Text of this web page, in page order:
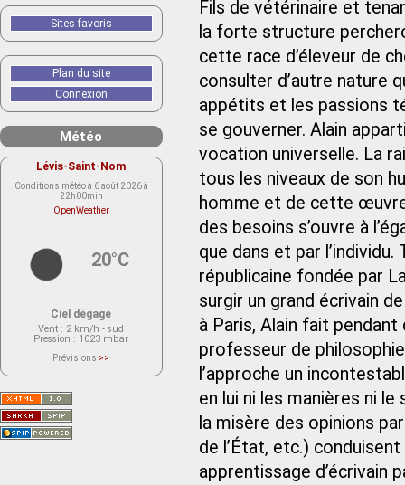
Fils de vétérinaire et
la forte structure
cette race d’éleveur de
consulter d’autre nature
appétits et les passions
se gouverner. Alain
vocation universelle. La
tous les niveaux de son
homme et de cette
des besoins s’ouvre à
que dans et par
républicaine fondée par
surgir un grand écrivain
à Paris, Alain fait
professeur de
l’approche un
en lui ni les manières ni
la misère des opinions
de l’État, etc.) conduisent
apprentissage d’écrivain
Sites favoris
Plan du site
Connexion
Météo
Lévis-Saint-Nom
Conditions météo à 6 août 2026 à
22h00min
OpenWeather
20°C
Ciel dégagé
Vent : 2 km/h - sud
Pression : 1023 mbar
Prévisions >>
actuellement aucune prévision
Saint-Nom.
Veuillez consulter le message du
service ci-dessous.
(401 - Invalid API key. Please see
https://openweathermap.org/faq#error401